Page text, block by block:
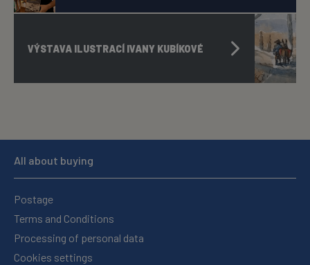
VÝSTAVA ILUSTRACÍ IVANY KUBÍKOVÉ
All about buying
Postage
Terms and Conditions
Processing of personal data
Cookies settings